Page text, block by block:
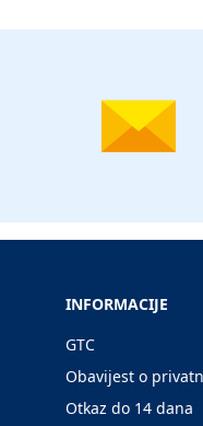
INFORMACIJE
GTC
Obavijest o
Otkaz do 14 dana